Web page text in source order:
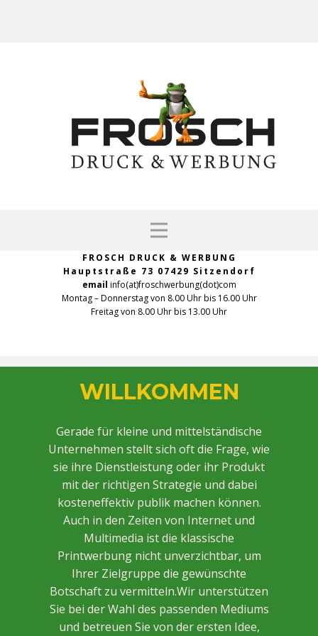
FROSCH DRUCK & WERBUNG
Hauptstraße 73 07429 Sitzendorf
email info(at)froschwerbung(dot)com
Montag – Donnerstag von 8.00 Uhr bis 16.00 Uhr
Freitag von 8.00 Uhr bis 13.00 Uhr
WILLKOMMEN
Gerade für kleine und mittelständische
Unternehmen stellt sich oft die Frage, wie
sie ihre Dienstleistung oder ihr Produkt
mit der richtigen Strategie und dabei
kosteneffektiv publik machen können.
Auch in den Zeiten von Internet und
Multimedia ist die klassische
Printwerbung nicht unverzichtbar, um
Ihrer Zielgruppe die gewünschte
Botschaft zu vermitteln.Wir unterstützen
Sie bei der Wahl des passenden Mediums
und betreuen Sie von der ersten Idee,